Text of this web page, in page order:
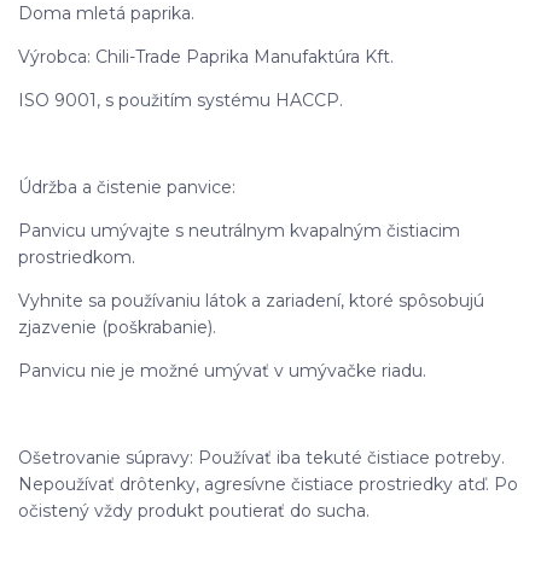
Doma mletá paprika.
Výrobca: Chili-Trade Paprika Manufaktúra Kft.
ISO 9001, s použitím systému HACCP.
Údržba a čistenie panvice:
Panvicu umývajte s neutrálnym kvapalným čistiacim
prostriedkom.
Vyhnite sa používaniu látok a zariadení, ktoré spôsobujú
zjazvenie (poškrabanie).
Panvicu nie je možné umývať v umývačke riadu.
Ošetrovanie súpravy: Používať iba tekuté čistiace potreby.
Nepoužívať drôtenky, agresívne čistiace prostriedky atď. Po
očistený vždy produkt poutierať do sucha.